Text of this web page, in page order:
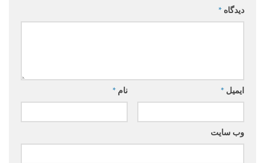
دیدگاه *
نام * ایمیل *
وب‌ سایت